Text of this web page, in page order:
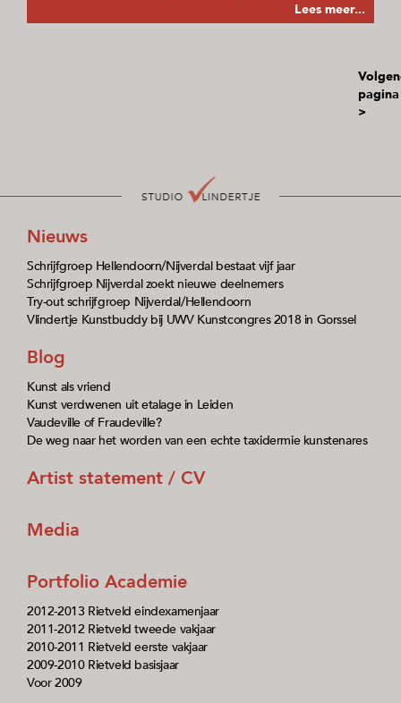
Lees meer...
pagina
>
Nieuws
Schrijfgroep Hellendoorn/Nijverdal bestaat vijf jaar
Schrijfgroep Nijverdal zoekt nieuwe deelnemers
Try-out schrijfgroep Nijverdal/Hellendoorn
Vlindertje Kunstbuddy bij UWV Kunstcongres 2018 in Gorssel
Blog
Kunst als vriend
Kunst verdwenen uit etalage in Leiden
Vaudeville of Fraudeville?
De weg naar het worden van een echte taxidermie kunstenares
Artist statement / CV
Media
Portfolio Academie
2012-2013 Rietveld eindexamenjaar
2011-2012 Rietveld tweede vakjaar
2010-2011 Rietveld eerste vakjaar
2009-2010 Rietveld basisjaar
Voor 2009